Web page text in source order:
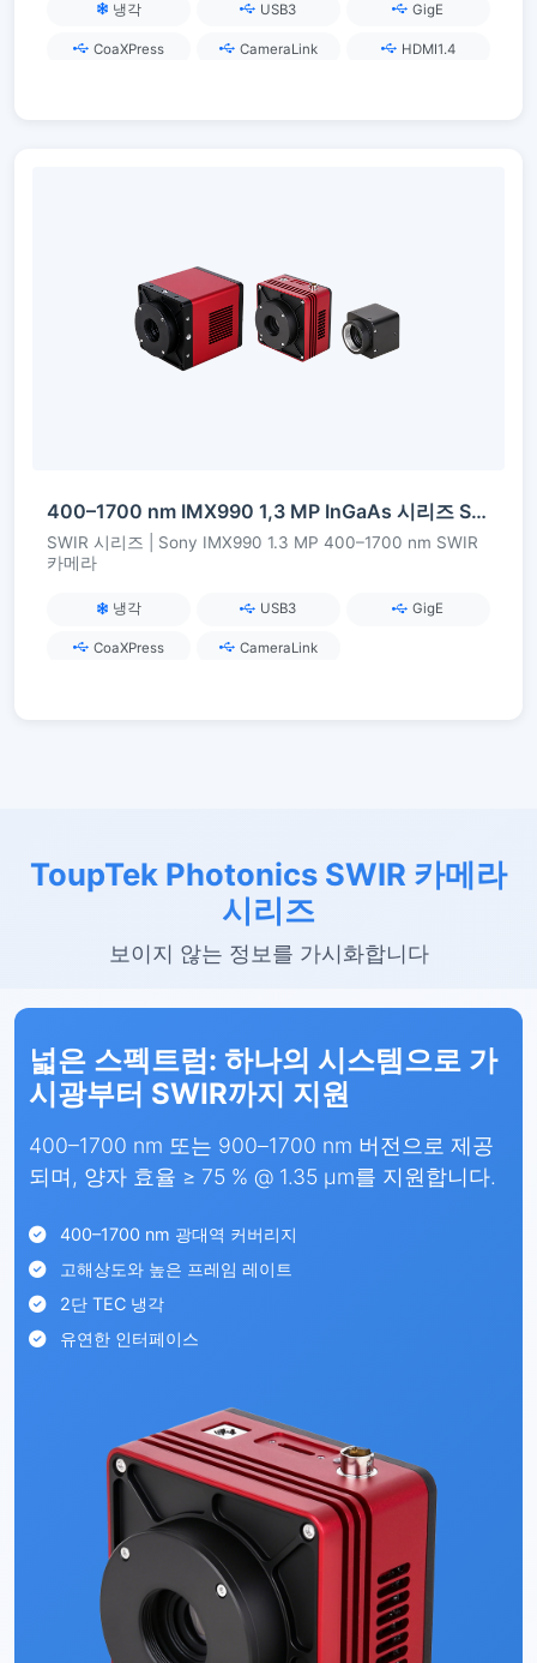
냉각 USB3 GigE
CoaXPress CameraLink HDMI1.4
400–1700 nm IMX990 1,3 MP InGaAs 시리즈 SWIR 카메라
SWIR 시리즈 | Sony IMX990 1.3 MP 400–1700 nm SWIR
카메라
냉각 USB3 GigE
CoaXPress CameraLink
ToupTek Photonics SWIR 카메라
시리즈
보이지 않는 정보를 가시화합니다
넓은 스펙트럼: 하나의 시스템으로 가
시광부터 SWIR까지 지원
400–1700 nm 또는 900–1700 nm 버전으로 제공
되며, 양자 효율 ≥ 75 % @ 1.35 µm를 지원합니다.
400–1700 nm 광대역 커버리지
고해상도와 높은 프레임 레이트
2단 TEC 냉각
유연한 인터페이스